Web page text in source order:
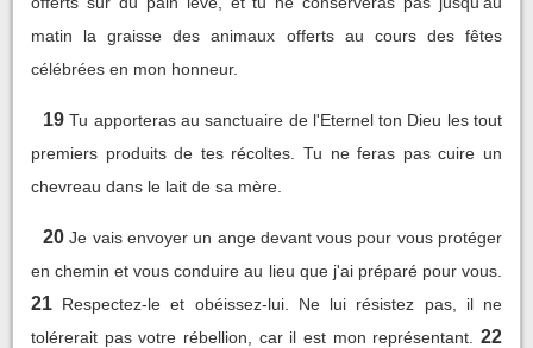
matin la graisse des animaux offerts au cours des fêtes
célébrées en mon honneur.
19 Tu apporteras au sanctuaire de l'Eternel ton Dieu les tout
premiers produits de tes récoltes. Tu ne feras pas cuire un
chevreau dans le lait de sa mère.
20 Je vais envoyer un ange devant vous pour vous protéger
en chemin et vous conduire au lieu que j'ai préparé pour vous.
21 Respectez-le et obéissez-lui. Ne lui résistez pas, il ne
tolérerait pas votre rébellion, car il est mon représentant.
22